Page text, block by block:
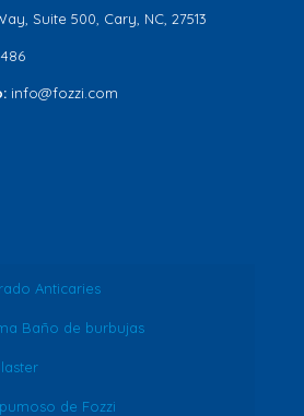
Suite 500, Cary, NC, 27513
info@fozzi.com
Anticaries
Baño de burbujas
de Fozzi